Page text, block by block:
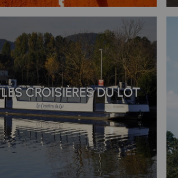
LES CROISIÈRES DU LOT